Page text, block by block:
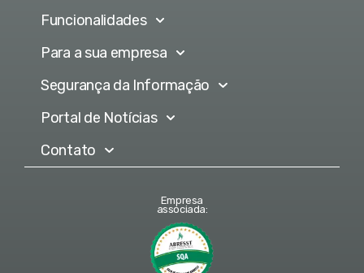
Funcionalidades
Para a sua empresa
Segurança da Informação
Portal de Notícias
Contato
Empresa
associada: